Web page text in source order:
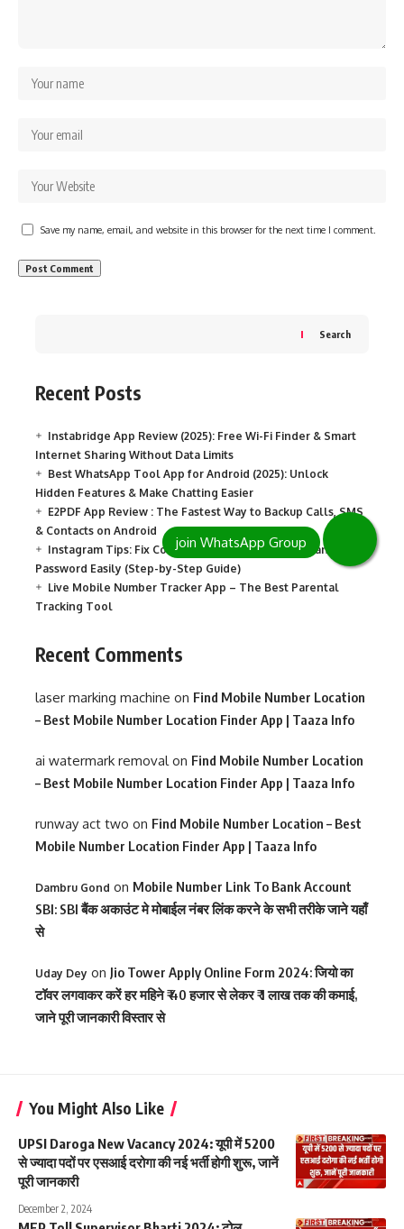
Save my name, email, and website in this browser for the next time I comment.
Search
Recent Posts
Instabridge App Review (2025): Free Wi-Fi Finder & Smart
Internet Sharing Without Data Limits
Best WhatsApp Tool App for Android (2025): Unlock
Hidden Features & Make Chatting Easier
E2PDF App Review : The Fastest Way to Backup Calls, SMS
& Contacts on Android
Instagram Tips: Fix Compromised Account and Change
Password Easily (Step-by-Step Guide)
Live Mobile Number Tracker App – The Best Parental
Tracking Tool
Recent Comments
laser marking machine on Find Mobile Number Location
– Best Mobile Number Location Finder App | Taaza Info
ai watermark removalon Find Mobile Number Location
– Best Mobile Number Location Finder App | Taaza Info
runway act two on Find Mobile Number Location – Best
Mobile Number Location Finder App | Taaza Info
Dambru Gond on Mobile Number Link To Bank Account
SBI: SBI बैंक अकाउंट मे मोबाईल नंबर लिंक करने के सभी तरीके जाने यहाँ
से
Uday Dey on Jio Tower Apply Online Form 2024: जियो का
टॉवर लगवाकर करें हर महिने ₹ 40 हजार से लेकर ₹ 1 लाख तक की कमाई,
जाने पूरी जानकारी विस्तार से
You Might Also Like
UPSI Daroga New Vacancy 2024: यूपी में 5200
से ज्यादा पदों पर एसआई दरोगा की नई भर्ती होगी शुरू, जानें
पूरी जानकारी
December 2, 2024